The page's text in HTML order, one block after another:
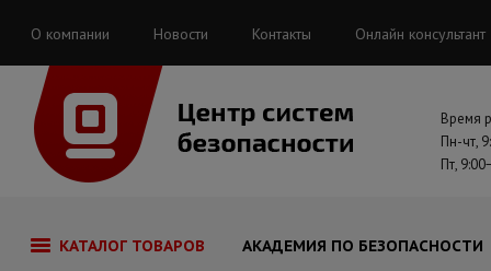
О компании Новости Контакты Онлайн консультант
Время
Пн-чт,
Пт,
КАТАЛОГ ТОВАРОВ АКАДЕМИЯ ПО БЕЗОПАСНОСТИ